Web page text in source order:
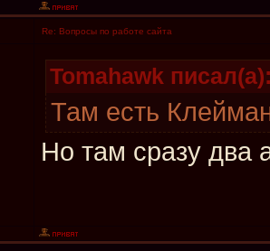
Re: Вопросы по работе сайта
Tomahawk
Там есть
Но там сразу два